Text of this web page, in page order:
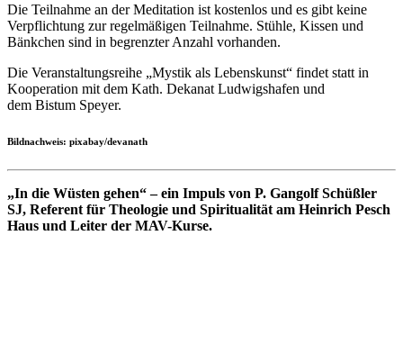
Die Teilnahme an der Meditation ist kostenlos und es gibt keine
Verpflichtung zur regelmäßigen Teilnahme. Stühle, Kissen und
Bänkchen sind in begrenzter Anzahl vorhanden.
Die Veranstaltungsreihe „Mystik als Lebenskunst“ findet statt in
Kooperation mit dem Kath. Dekanat Ludwigshafen und
dem Bistum Speyer.
Bildnachweis: pixabay/devanath
„In die Wüsten gehen“ – ein Impuls von P. Gangolf Schüßler
SJ, Referent für Theologie und Spiritualität am Heinrich Pesch
Haus und Leiter der MAV-Kurse.